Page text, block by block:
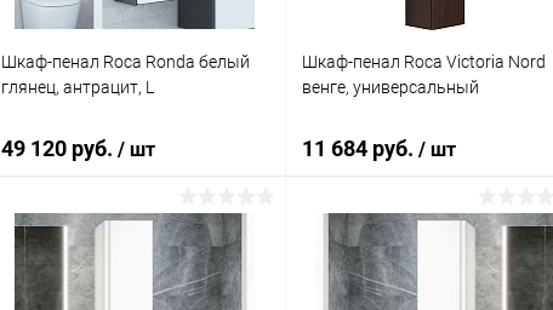
Шкаф-пенал Roca Ronda белый
глянец, антрацит, L
49 120 руб. / шт
В корзину
Шкаф-пенал Roca Victoria Nord
венге, универсальный
11 684 руб. / шт
В корзину